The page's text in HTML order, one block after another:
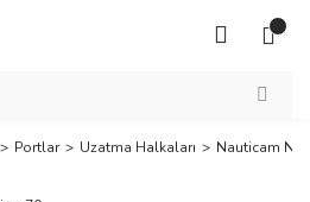
Portlar Uzatma Halkaları Nauticam